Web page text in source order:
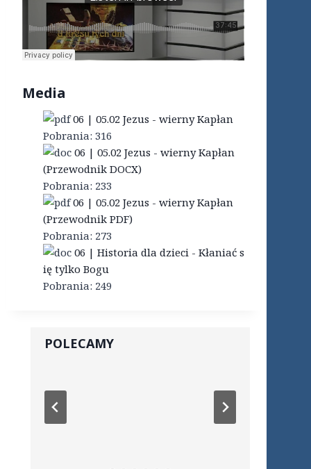
Media
06 | 05.02 Jezus - wierny Kapłan
Pobrania: 316
06 | 05.02 Jezus - wierny Kapłan
(Przewodnik DOCX)
Pobrania: 233
06 | 05.02 Jezus - wierny Kapłan
(Przewodnik PDF)
Pobrania: 273
06 | Historia dla dzieci - Kłaniać s
ię tylko Bogu
Pobrania: 249
POLECAMY